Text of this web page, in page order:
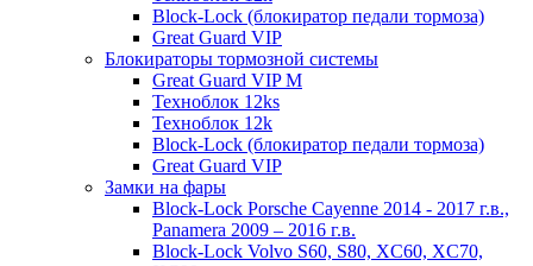
Block-Lock (блокиратор педали тормоза)
Great Guard VIP
Блокираторы тормозной системы
Great Guard VIP M
Техноблок 12ks
Техноблок 12k
Block-Lock (блокиратор педали тормоза)
Great Guard VIP
Замки на фары
Block-Lock Porsche Cayenne 2014 - 2017 г.в.,
Panamera 2009 – 2016 г.в.
Block-Lock Volvo S60, S80, XC60, XC70,